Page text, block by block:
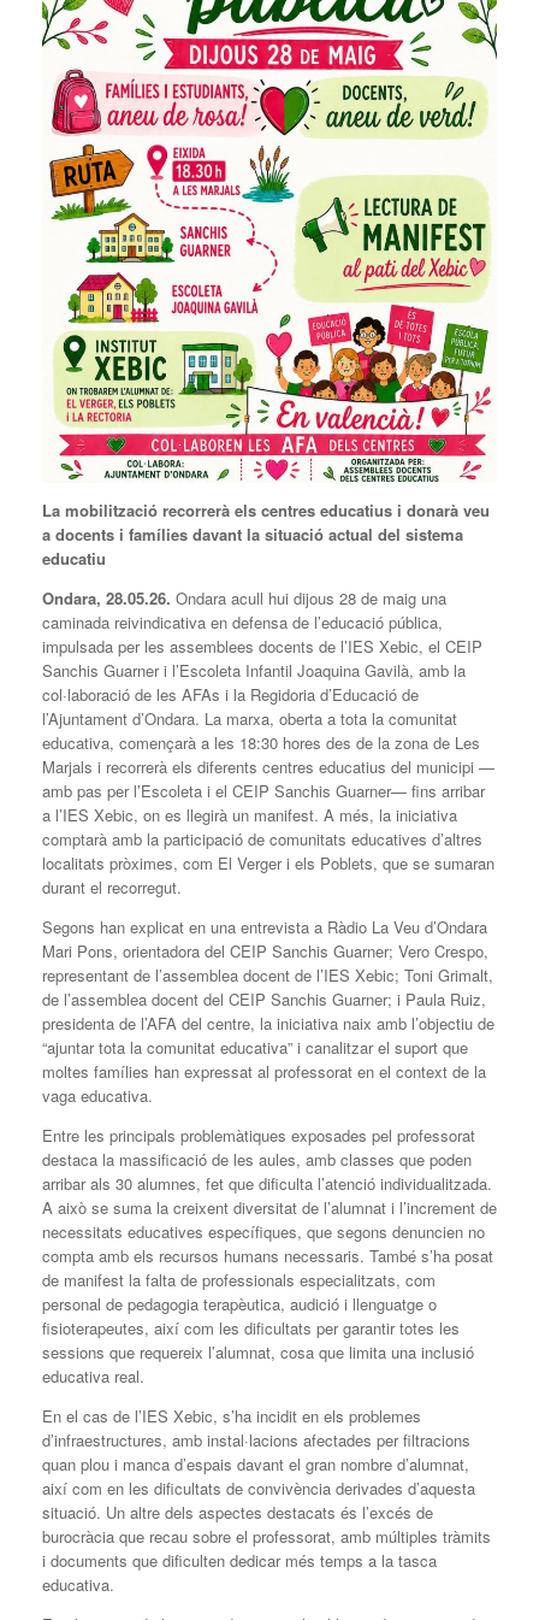
La mobilització recorrerà els centres educatius i donarà veu
a docents i famílies davant la situació actual del sistema
educatiu
Ondara, 28.05.26. Ondara acull hui dijous 28 de maig una
caminada reivindicativa en defensa de l’educació pública,
impulsada per les assemblees docents de l’IES Xebic, el CEIP
Sanchis Guarner i l’Escoleta Infantil Joaquina Gavilà, amb la
col·laboració de les AFAs i la Regidoria d’Educació de
l’Ajuntament d’Ondara. La marxa, oberta a tota la comunitat
educativa, començarà a les 18:30 hores des de la zona de Les
Marjals i recorrerà els diferents centres educatius del municipi —
amb pas per l’Escoleta i el CEIP Sanchis Guarner— fins arribar
a l’IES Xebic, on es llegirà un manifest. A més, la iniciativa
comptarà amb la participació de comunitats educatives d’altres
localitats pròximes, com El Verger i els Poblets, que se sumaran
durant el recorregut.
Segons han explicat en una entrevista a Ràdio La Veu d’Ondara
Mari Pons, orientadora del CEIP Sanchis Guarner; Vero Crespo,
representant de l’assemblea docent de l’IES Xebic; Toni Grimalt,
de l’assemblea docent del CEIP Sanchis Guarner; i Paula Ruiz,
presidenta de l’AFA del centre, la iniciativa naix amb l’objectiu de
“ajuntar tota la comunitat educativa” i canalitzar el suport que
moltes famílies han expressat al professorat en el context de la
vaga educativa.
Entre les principals problemàtiques exposades pel professorat
destaca la massificació de les aules, amb classes que poden
arribar als 30 alumnes, fet que dificulta l’atenció individualitzada.
A això se suma la creixent diversitat de l’alumnat i l’increment de
necessitats educatives específiques, que segons denuncien no
compta amb els recursos humans necessaris. També s’ha posat
de manifest la falta de professionals especialitzats, com
personal de pedagogia terapèutica, audició i llenguatge o
fisioterapeutes, així com les dificultats per garantir totes les
sessions que requereix l’alumnat, cosa que limita una inclusió
educativa real.
En el cas de l’IES Xebic, s’ha incidit en els problemes
d’infraestructures, amb instal·lacions afectades per filtracions
quan plou i manca d’espais davant el gran nombre d’alumnat,
així com en les dificultats de convivència derivades d’aquesta
situació. Un altre dels aspectes destacats és l’excés de
burocràcia que recau sobre el professorat, amb múltiples tràmits
i documents que dificulten dedicar més temps a la tasca
educativa.